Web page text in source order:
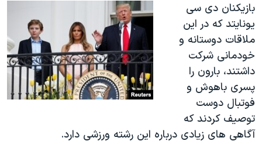
بازیکنان دی سی
یونایتد که در این
ملاقات دوستانه و
خودمانی شرکت
داشتند، بارون را
پسری باهوش و
فوتبال دوست
توصیف کردند که
آگاهی های زیادی درباره این رشته ورزشی دارد.